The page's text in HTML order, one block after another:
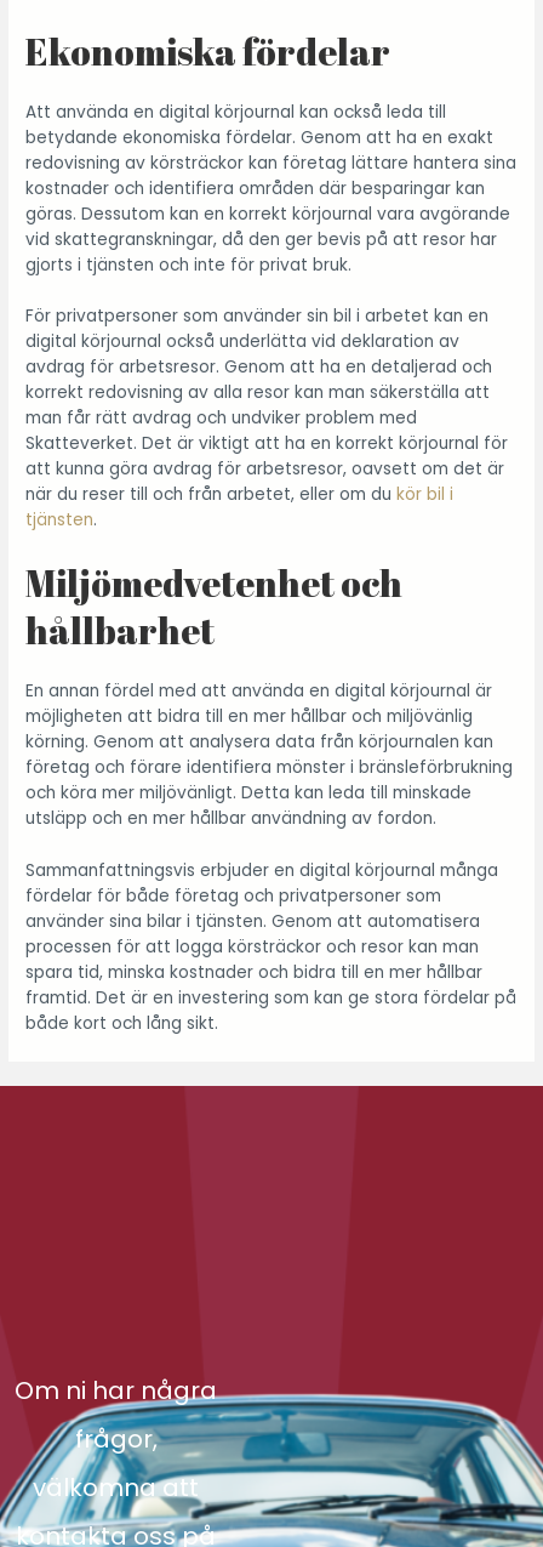
Ekonomiska fördelar
Att använda en digital körjournal kan också leda till
betydande ekonomiska fördelar. Genom att ha en exakt
redovisning av körsträckor kan företag lättare hantera sina
kostnader och identifiera områden där besparingar kan
göras. Dessutom kan en korrekt körjournal vara avgörande
vid skattegranskningar, då den ger bevis på att resor har
gjorts i tjänsten och inte för privat bruk.
För privatpersoner som använder sin bil i arbetet kan en
digital körjournal också underlätta vid deklaration av
avdrag för arbetsresor. Genom att ha en detaljerad och
korrekt redovisning av alla resor kan man säkerställa att
man får rätt avdrag och undviker problem med
Skatteverket. Det är viktigt att ha en korrekt körjournal för
att kunna göra avdrag för arbetsresor, oavsett om det är
när du reser till och från arbetet, eller om dukör bil i
tjänsten.
Miljömedvetenhet och
hållbarhet
En annan fördel med att använda en digital körjournal är
möjligheten att bidra till en mer hållbar och miljövänlig
körning. Genom att analysera data från körjournalen kan
företag och förare identifiera mönster i bränsleförbrukning
och köra mer miljövänligt. Detta kan leda till minskade
utsläpp och en mer hållbar användning av fordon.
Sammanfattningsvis erbjuder en digital körjournal många
fördelar för både företag och privatpersoner som
använder sina bilar i tjänsten. Genom att automatisera
processen för att logga körsträckor och resor kan man
spara tid, minska kostnader och bidra till en mer hållbar
framtid. Det är en investering som kan ge stora fördelar på
både kort och lång sikt.
Om ni har några
frågor,
välkomna att
kontakta oss på